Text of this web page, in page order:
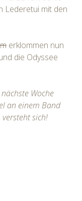
Lederetui mit den
erklommen nun
die Odyssee
Woche
an einem Band
sich!